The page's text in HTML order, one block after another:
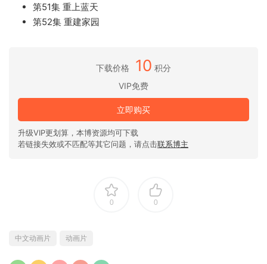
第51集 重上蓝天
第52集 重建家园
下载价格 10 积分
VIP免费
立即购买
升级VIP更划算，本博资源均可下载
若链接失效或不匹配等其它问题，请点击联系博主
0 0
中文动画片 动画片